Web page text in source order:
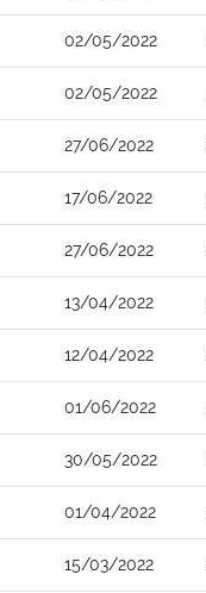
02/05/2022
02/05/2022
27/06/2022
17/06/2022
27/06/2022
13/04/2022
12/04/2022
01/06/2022
30/05/2022
01/04/2022
15/03/2022